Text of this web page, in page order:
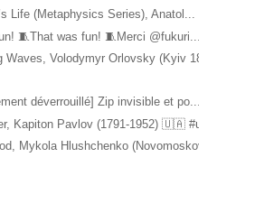
Life (Metaphysics Series), Anatol...
🧵That was fun! 🧵Merci @fukuri...
Volodymyr Orlovsky (Kyiv 1842...
déverrouillé] Zip invisible et po...
Kapiton Pavlov (1791-1952) 🇺🇦 #u...
Mykola Hlushchenko (Novomoskovsk